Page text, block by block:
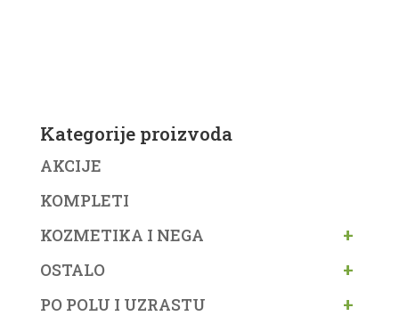
Kategorije proizvoda
AKCIJE
KOMPLETI
KOZMETIKA I NEGA
+
OSTALO +
PO POLU I UZRASTU +